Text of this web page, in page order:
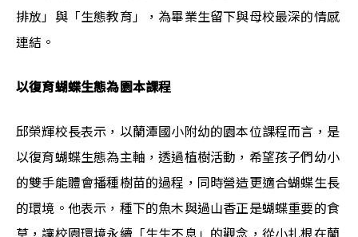
排放」與「生態教育」，為畢業生留下與母校最深的情感
連結。
以復育蝴蝶生態為園本課程
邱榮輝校長表示，以蘭潭國小附幼的園本位課程而言，是
以復育蝴蝶生態為主軸，透過植樹活動，希望孩子們幼小
的雙手能體會播種樹苗的過程，同時營造更適合蝴蝶生長
的環境。他表示，種下的魚木與過山香正是蝴蝶重要的食
草，讓校園環境永續「生生不息」的觀念，從小扎根在蘭